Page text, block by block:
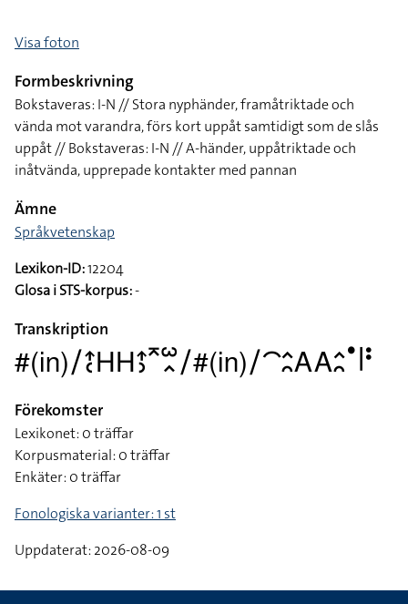
Visa foton
Formbeskrivning
Bokstaveras: I-N // Stora nyphänder, framåtriktade och
vända mot varandra, förs kort uppåt samtidigt som de slås
uppåt // Bokstaveras: I-N // A-händer, uppåtriktade och
inåtvända, upprepade kontakter med pannan
Ämne
Språkvetenskap
Lexikon-ID:12204
Glosa i STS-korpus:-
Transkription
#(in)􌥠􌤴􌥗􌤲􌤲􌤴􌤶􌥷􌥱􌥿􌥠#(in)􌥠􌤃􌤵􌥘􌤤􌤤􌤵􌥘􌤟􌥼􌥻
Förekomster
Lexikonet: 0 träffar
Korpusmaterial: 0 träffar
Enkäter: 0 träffar
Fonologiska varianter: 1 st
Uppdaterat: 2026-08-09